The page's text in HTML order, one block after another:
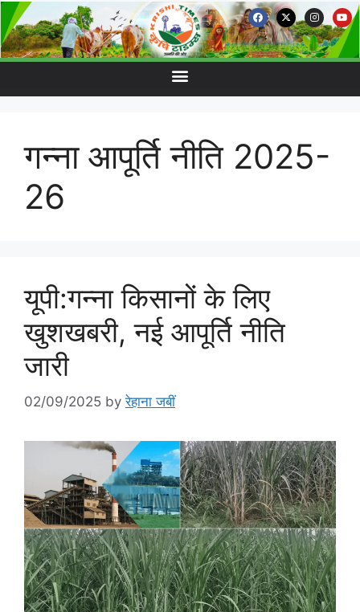
गन्ना आपूर्ति नीति 2025-
26
यूपी:गन्ना किसानों के लिए
खुशखबरी, नई आपूर्ति नीति
जारी
02/09/2025 byरेहाना जबीं